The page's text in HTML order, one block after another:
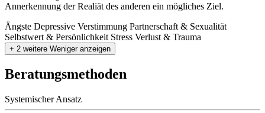
Annerkennung der Realiät des anderen ein mögliches Ziel.
Ängste Depressive Verstimmung Partnerschaft & Sexualität
Selbstwert & Persönlichkeit Stress Verlust & Trauma
+ 2 weitere Weniger anzeigen
Beratungsmethoden
Systemischer Ansatz